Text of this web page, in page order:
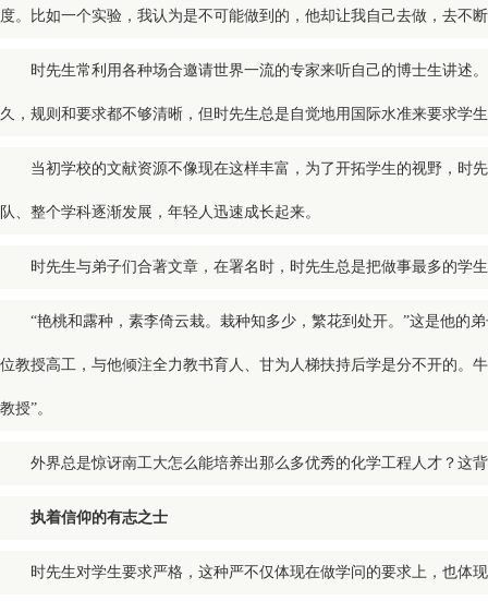
度。比如一个实验，我认为是不可能做到的，他却让我自己去做，去不
时先生常利用各种场合邀请世界一流的专家来听自己的博士生讲述
久，规则和要求都不够清晰，但时先生总是自觉地用国际水准来要求学
当初学校的文献资源不像现在这样丰富，为了开拓学生的视野，时
队、整个学科逐渐发展，年轻人迅速成长起来。
时先生与弟子们合著文章，在署名时，时先生总是把做事最多的学
“艳桃和露种，素李倚云栽。栽种知多少，繁花到处开。”这是他的
位教授高工，与他倾注全力教书育人、甘为人梯扶持后学是分不开的。
教授”。
外界总是惊讶南工大怎么能培养出那么多优秀的化学工程人才？这
执着信仰的有志之士
时先生对学生要求严格，这种严不仅体现在做学问的要求上，也体